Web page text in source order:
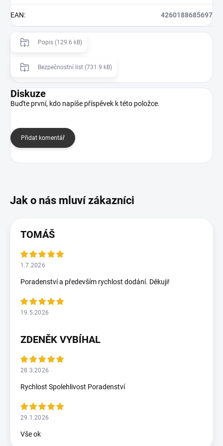
EAN: 4260188685697
Popis (129.6 kB)
Bezpečnostní list (731.9 kB)
Diskuze
Buďte první, kdo napíše příspěvek k této položce.
Přidat komentář
TOMÁŠ
1.7.2026
Poradenství a především rychlost dodání. Děkuji!
19.5.2026
ZDENĚK VYBÍHAL
28.3.2026
Rychlost Spolehlivost Poradenství
29.1.2026
Vše ok